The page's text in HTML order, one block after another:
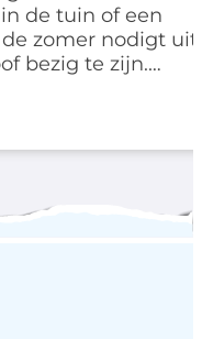
de tuin of een
zomer nodigt uit
bezig te zijn.